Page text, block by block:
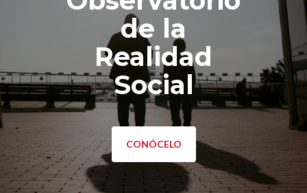
de la
Realidad
Social
CONÓCELO